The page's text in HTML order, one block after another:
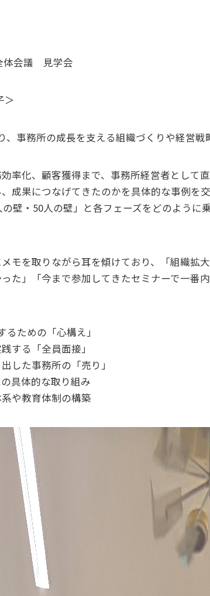
体会議 見学会
＞
、事務所の成長を支える組織づくりや経営戦
率化、顧客獲得まで、事務所経営者として
成果につなげてきたのかを具体的な事例を
壁・50人の壁」と各フェーズをどのように
モを取りながら耳を傾けており、「組織拡
た」「今まで参加してきたセミナーで一番
るための「心構え」
する「全員面接」
した事務所の「売り」
具体的な取り組み
や教育体制の構築